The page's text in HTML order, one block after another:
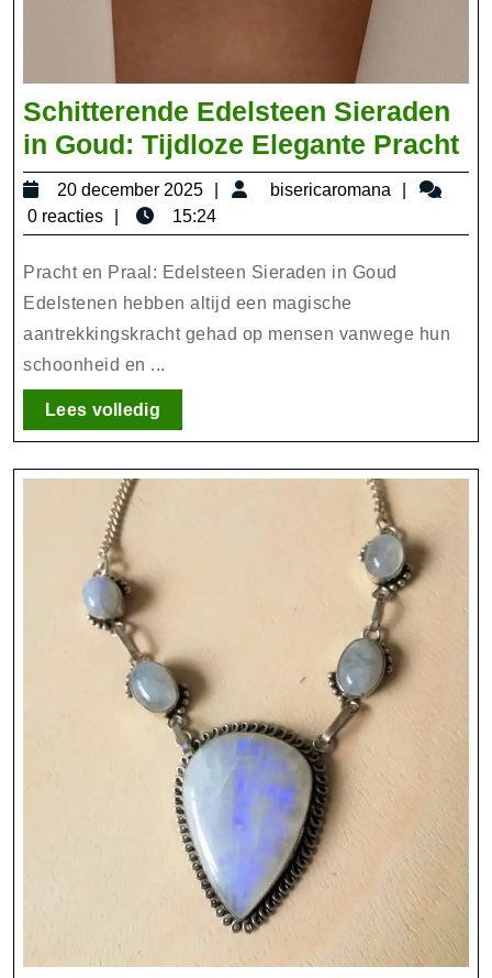
Schitterende Edelsteen Sieraden
in Goud: Tijdloze Elegante Pracht
in
20 december 2025
20
2025
bisericaromana
0 reacties
15:24
Pracht en Praal: Edelsteen Sieraden in Goud
Edelstenen hebben altijd een magische
aantrekkingskracht gehad op mensen vanwege hun
schoonheid en ...
Lees volledigLees
volledig